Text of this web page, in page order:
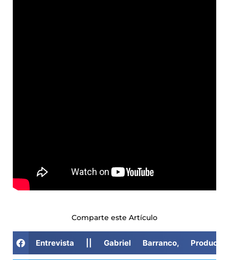
Comparte este Artículo
Entrevista || Gabriel Barranco,